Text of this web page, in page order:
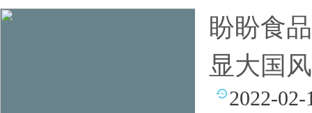
盼盼食
显大国
2022-02-